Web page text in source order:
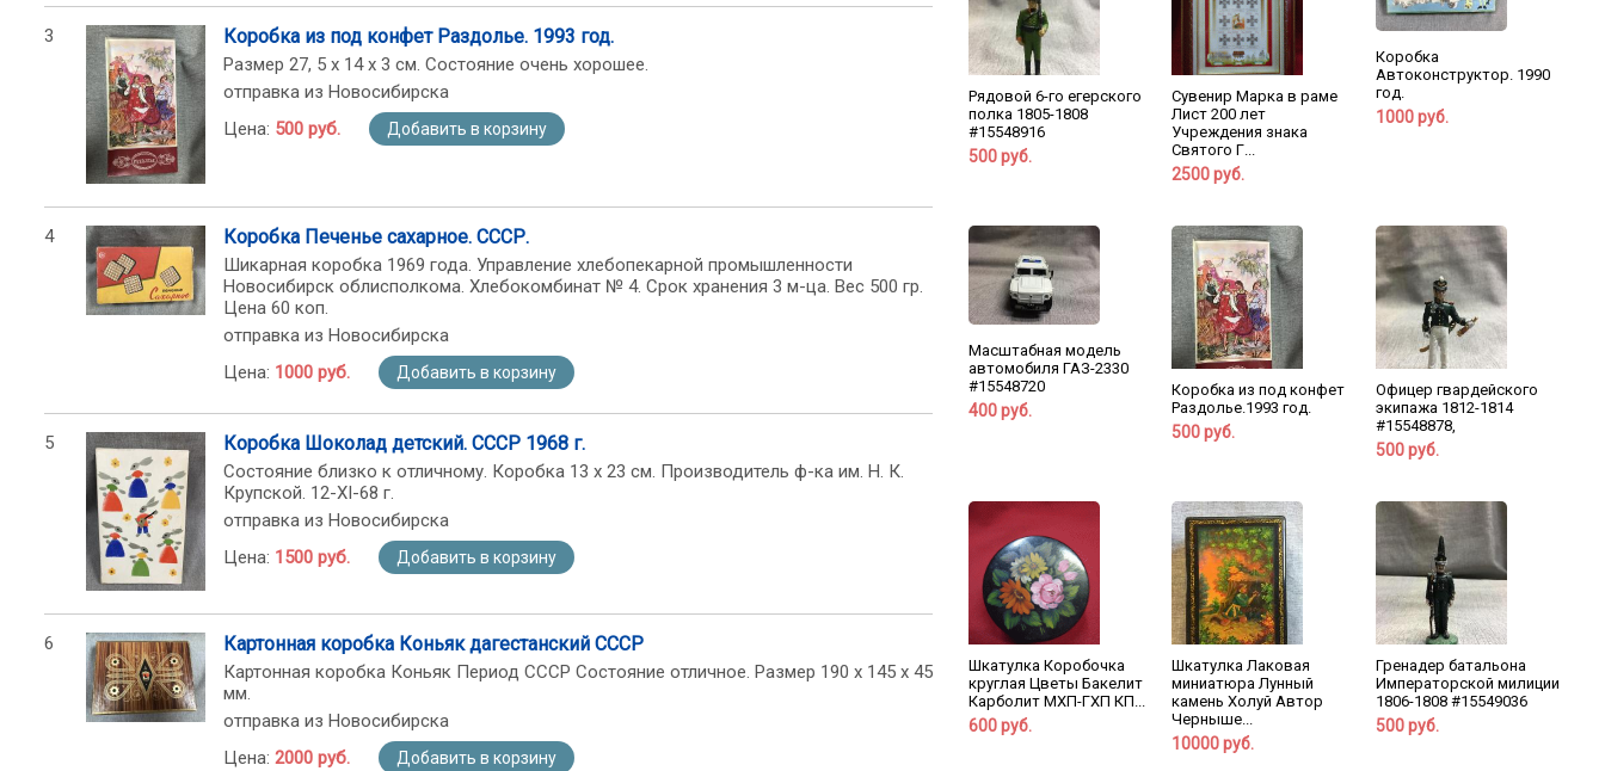
3 Коробка из под конфет Раздолье. 1993 год.
Размер 27, 5 х 14 х 3 см. Состояние очень хорошее.
отправка из Новосибирска
Цена: 500 руб. Добавить в корзину
4 Коробка Печенье сахарное. СССР.
Шикарная коробка 1969 года. Управление хлебопекарной промышленности
Новосибирск облисполкома. Хлебокомбинат № 4. Срок хранения 3 м-ца. Вес 500 гр.
Цена 60 коп.
отправка из Новосибирска
Цена: 1000 руб. Добавить в корзину
5 Коробка Шоколад детский. СССР 1968 г.
Состояние близко к отличному. Коробка 13 х 23 см. Производитель ф-ка им. Н. К.
Крупской. 12-XI-68 г.
отправка из Новосибирска
Цена: 1500 руб. Добавить в корзину
6 Картонная коробка Коньяк дагестанский СССР
Картонная коробка Коньяк Период СССР Состояние отличное. Размер 190 х 145 х 45
мм.
отправка из Новосибирска
Цена: 2000 руб. Добавить в корзину
Рядовой 6-го егерского
полка 1805-1808
#15548916
500 руб.
Сувенир Марка в раме
Лист 200 лет
Учреждения знака
Святого Г...
2500 руб.
Коробка
Автоконструктор. 1990
год.
1000 руб.
Масштабная модель
автомобиля ГАЗ-2330
#15548720
400 руб.
Коробка из под конфет
Раздолье.1993 год.
500 руб.
Офицер гвардейского
экипажа 1812-1814
#15548878,
500 руб.
Шкатулка Коробочка
круглая Цветы Бакелит
Карболит МХП-ГХП КП...
600 руб.
Шкатулка Лаковая
миниатюра Лунный
камень Холуй Автор
Черныше...
10000 руб.
Гренадер батальона
Императорской милиции
1806-1808 #15549036
500 руб.